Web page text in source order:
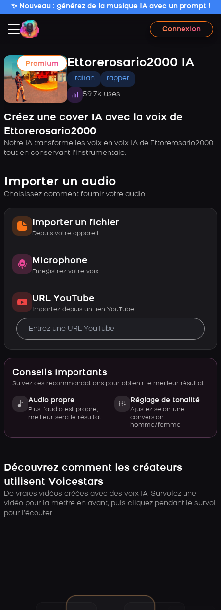
✨ Nouveau : générez de la musique IA avec un prompt !
Connexion
Premium Ettorerosario2000 IA
italian rapper
59.7k uses
Créez une cover IA avec la voix de
Ettorerosario2000
Notre IA transforme les voix en voix IA de Ettorerosario2000
tout en conservant l’instrumentale.
Importer un audio
Choisissez comment fournir votre audio
Importer un fichier
Depuis votre appareil
Microphone
Enregistrez votre voix
URL YouTube
Importez depuis un lien YouTube
Conseils importants
Suivez ces recommandations pour obtenir le meilleur résultat
Audio propre
Plus l’audio est propre,
meilleur sera le résultat
Réglage de tonalité
Ajustez selon une
conversion
homme/femme
Découvrez comment les créateurs
utilisent Voicestars
De vraies vidéos créées avec des voix IA. Survolez une
vidéo pour la mettre en avant, puis cliquez pendant le survol
pour l’écouter.